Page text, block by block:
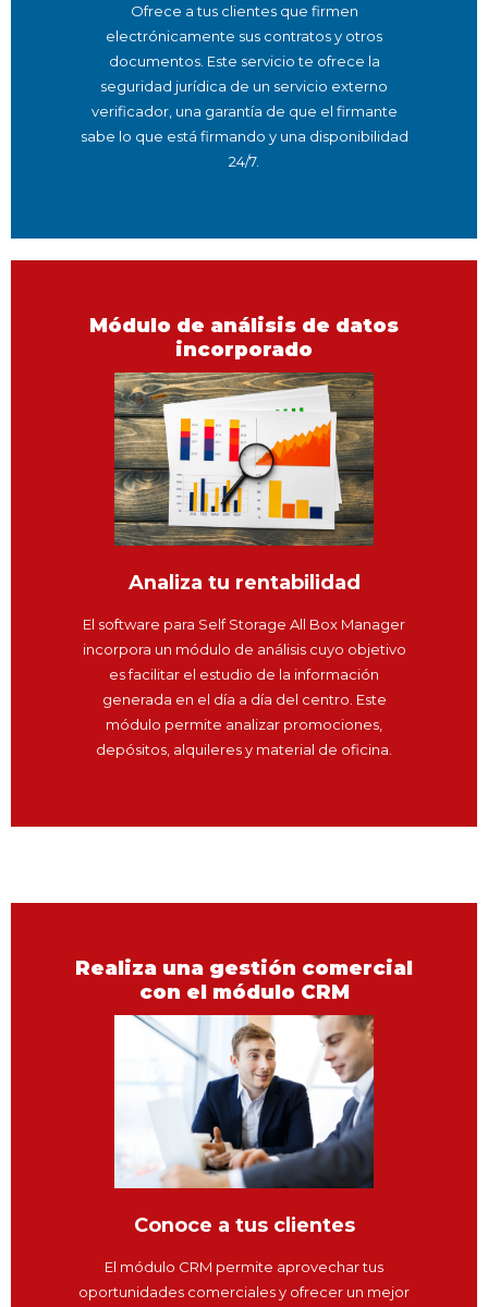
Ofrece a tus clientes que firmen
electrónicamente sus contratos y otros
documentos. Este servicio te ofrece la
seguridad jurídica de un servicio externo
verificador, una garantía de que el firmante
sabe lo que está firmando y una disponibilidad
24/7.
Módulo de análisis de datos
incorporado
Analiza tu rentabilidad
El software para Self Storage All Box Manager
incorpora un módulo de análisis cuyo objetivo
es facilitar el estudio de la información
generada en el día a día del centro. Este
módulo permite analizar promociones,
depósitos, alquileres y material de oficina.
Realiza una gestión comercial
con el módulo CRM
Conoce a tus clientes
El módulo CRM permite aprovechar tus
oportunidades comerciales y ofrecer un mejor